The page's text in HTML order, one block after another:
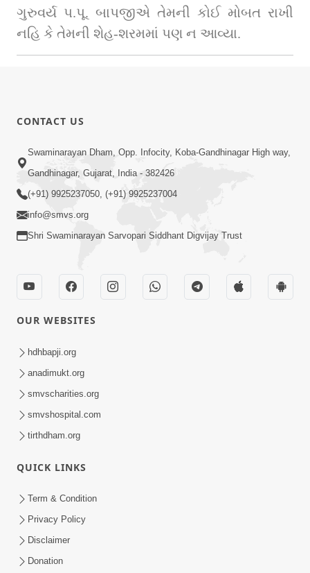
ગુરુવર્ય પ.પૂ. બાપજીએ તેમની કોઈ મોબત રાખી
નહિ કે તેમની શેહ-શરમમાં પણ ન આવ્યા.
CONTACT US
Swaminarayan Dham, Opp. Infocity, Koba-Gandhinagar High way,
Gandhinagar, Gujarat, India - 382426
(+91) 9925237050, (+91) 9925237004
info@smvs.org
Shri Swaminarayan Sarvopari Siddhant Digvijay Trust
OUR WEBSITES
hdhbapji.org
anadimukt.org
smvscharities.org
smvshospital.com
tirthdham.org
QUICK LINKS
Term & Condition
Privacy Policy
Disclaimer
Donation